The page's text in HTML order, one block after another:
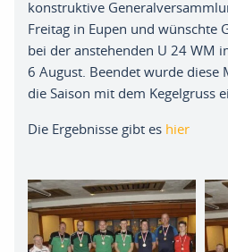
konstruktive
Freitag in Eupen und wünschte
bei der anstehenden U 24 WM
6 August. Beendet wurde diese
die Saison mit dem Kegelgruss
Die Ergebnisse gibt es hier